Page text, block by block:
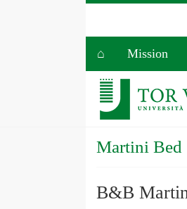
⌂ Mission
Martini Bed
B&B